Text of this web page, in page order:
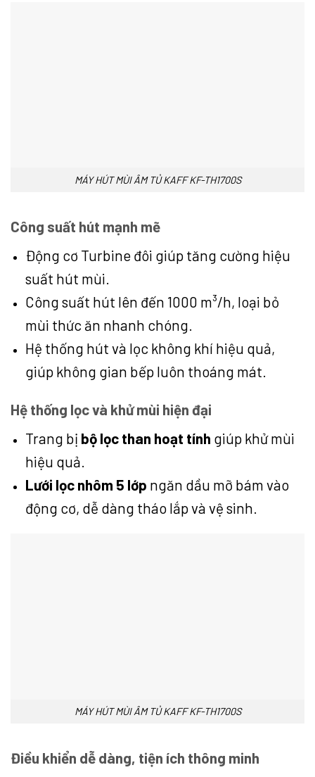
MÁY HÚT MÙI ÂM TỦ KAFF KF-TH1700S
Công suất hút mạnh mẽ
Động cơ Turbine đôi giúp tăng cường hiệu
suất hút mùi.
Công suất hút lên đến 1000 m³/h, loại bỏ
mùi thức ăn nhanh chóng.
Hệ thống hút và lọc không khí hiệu quả,
giúp không gian bếp luôn thoáng mát.
Hệ thống lọc và khử mùi hiện đại
Trang bị bộ lọc than hoạt tính giúp khử mùi
hiệu quả.
Lưới lọc nhôm 5 lớp ngăn dầu mỡ bám vào
động cơ, dễ dàng tháo lắp và vệ sinh.
MÁY HÚT MÙI ÂM TỦ KAFF KF-TH1700S
Điều khiển dễ dàng, tiện ích thông minh